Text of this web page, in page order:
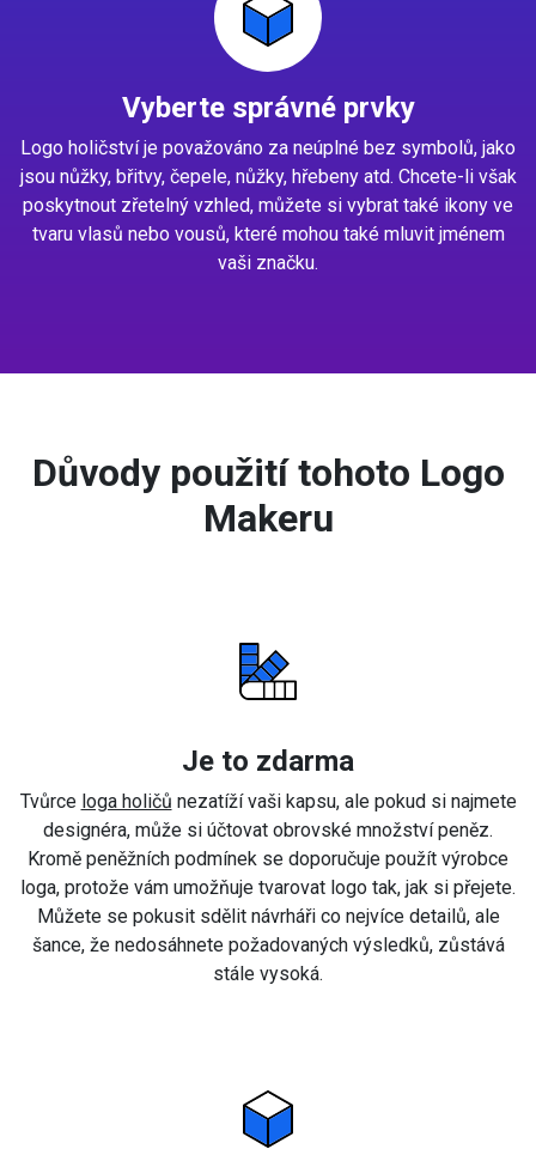
Vyberte správné prvky
Logo holičství je považováno za neúplné bez symbolů, jako
jsou nůžky, břitvy, čepele, nůžky, hřebeny atd. Chcete-li však
poskytnout zřetelný vzhled, můžete si vybrat také ikony ve
tvaru vlasů nebo vousů, které mohou také mluvit jménem
vaši značku.
Důvody použití tohoto Logo
Makeru
Je to zdarma
Tvůrce loga holičů nezatíží vaši kapsu, ale pokud si najmete
designéra, může si účtovat obrovské množství peněz.
Kromě peněžních podmínek se doporučuje použít výrobce
loga, protože vám umožňuje tvarovat logo tak, jak si přejete.
Můžete se pokusit sdělit návrháři co nejvíce detailů, ale
šance, že nedosáhnete požadovaných výsledků, zůstává
stále vysoká.